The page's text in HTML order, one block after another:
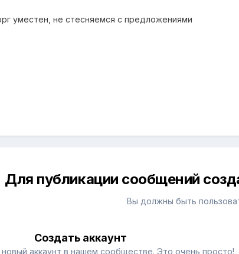
уместен, не стесняемся с предложениями
Для публикации сообщений
Вы должны быть
Создать аккаунт
новый аккаунт в нашем сообществе. Это очень просто!